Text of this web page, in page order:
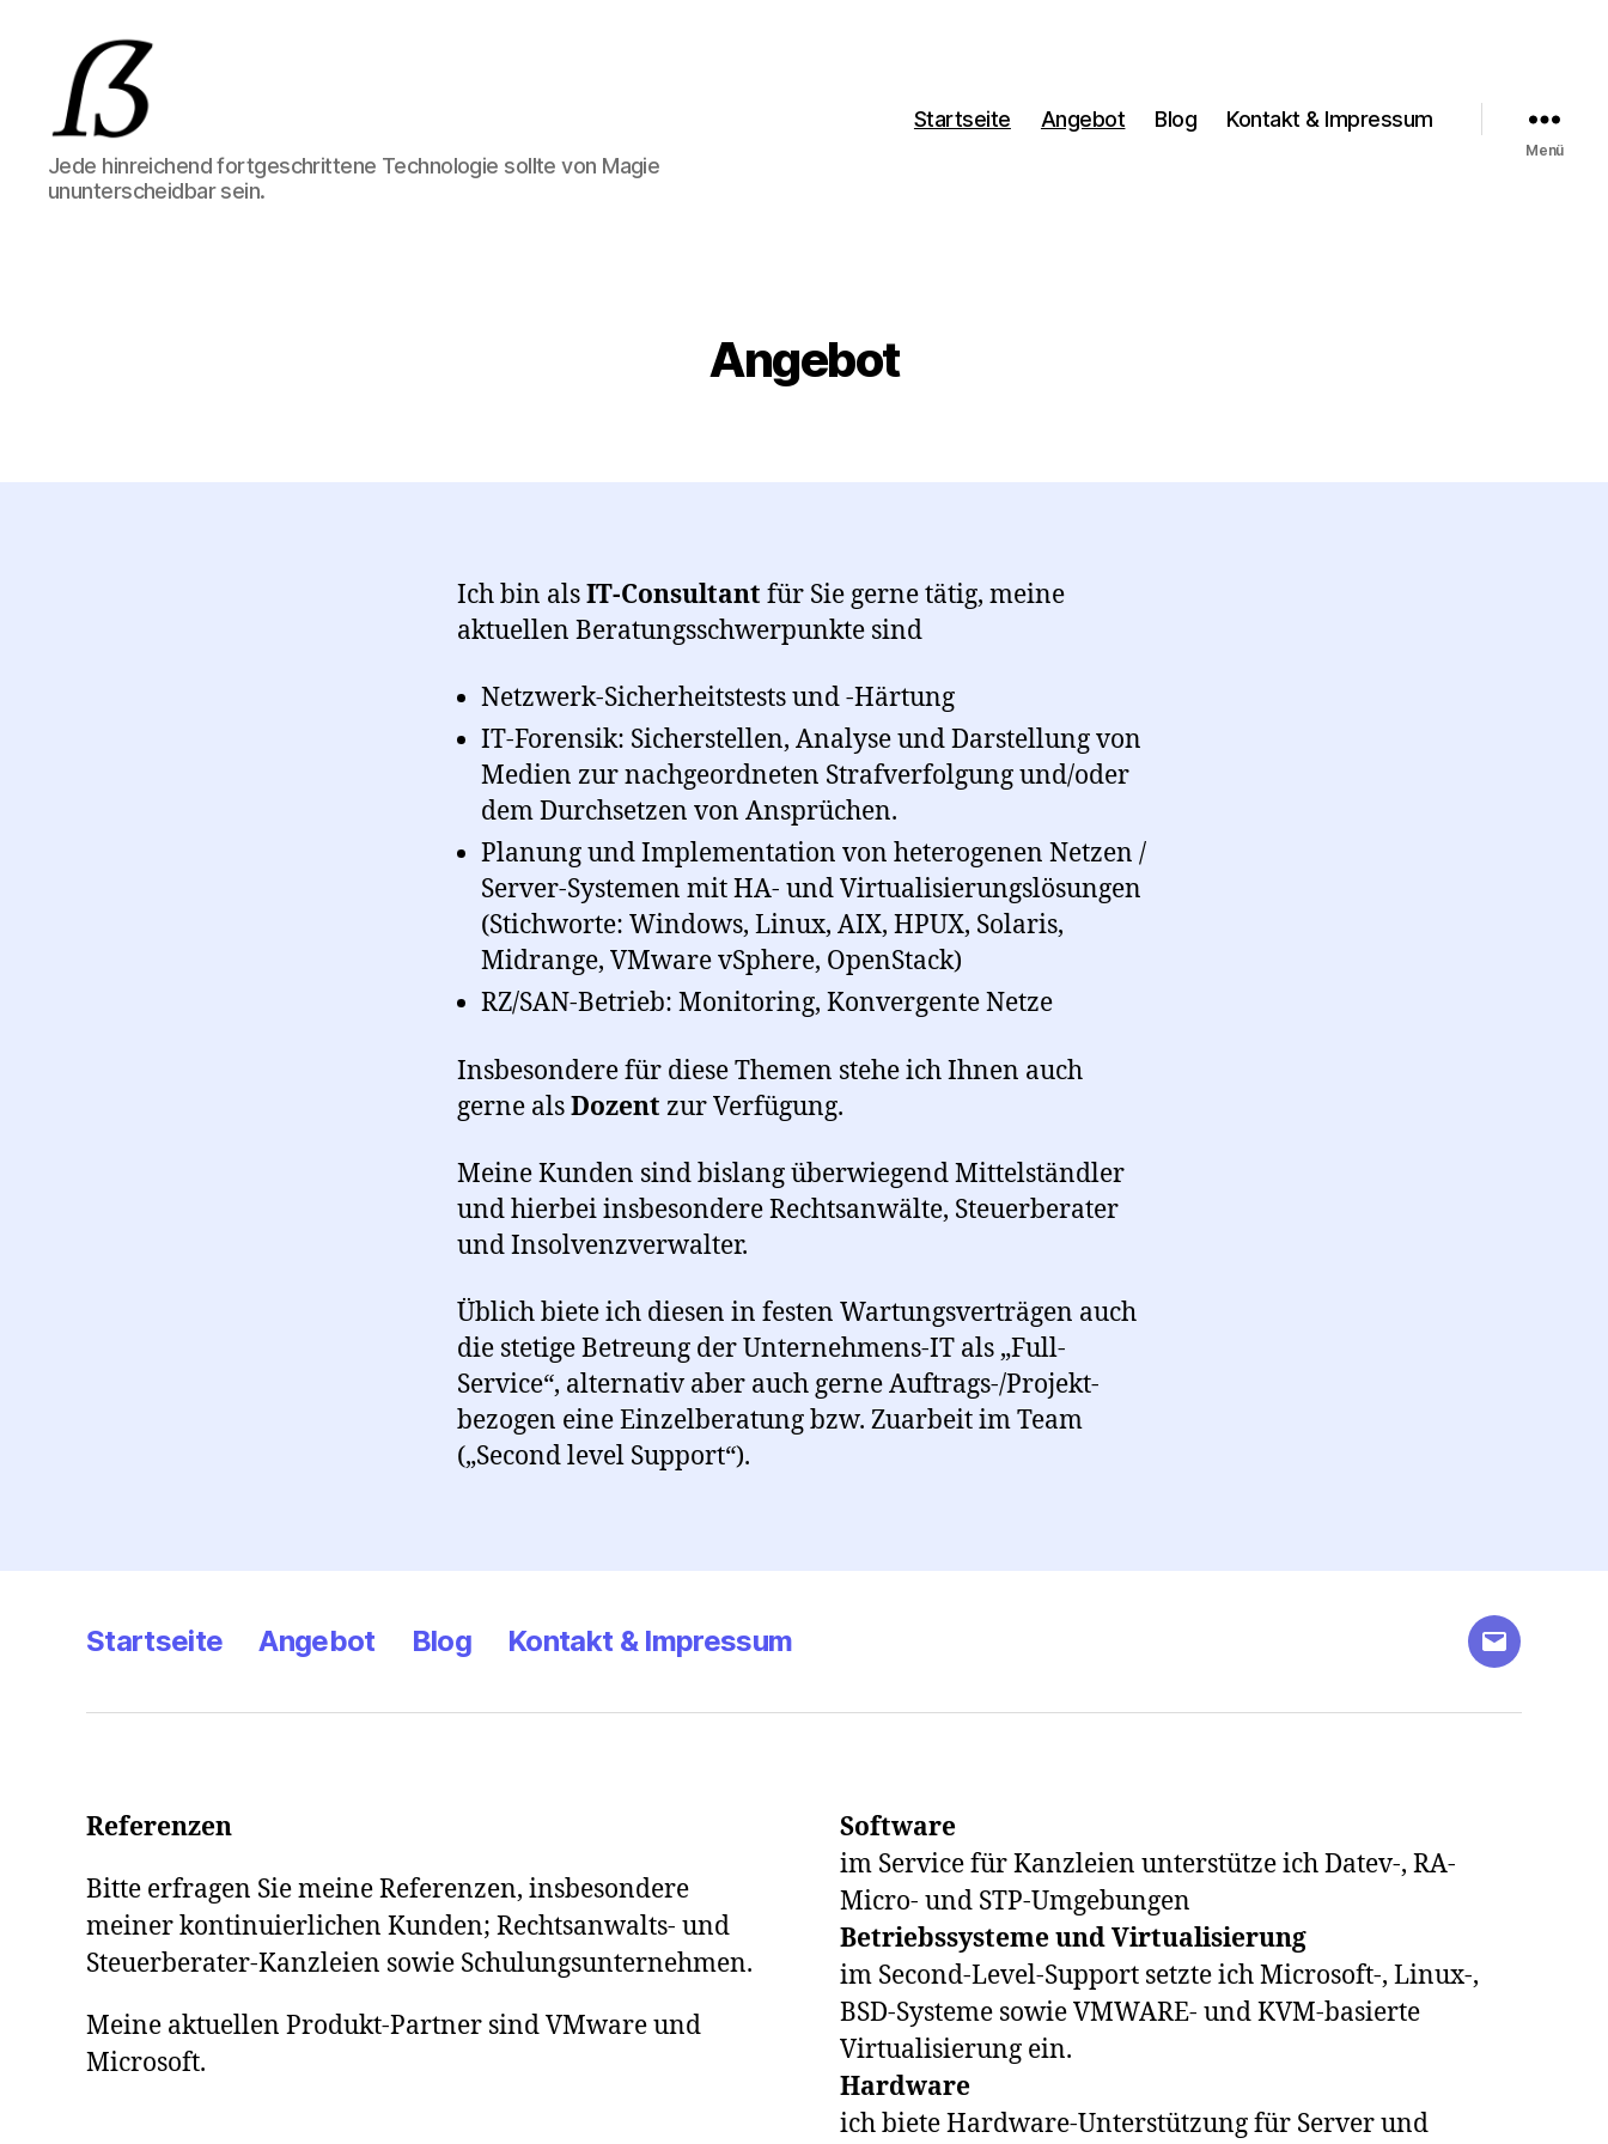
Mark
Bröcker
IT-
Jede hinreichend fortgeschrittene Technologie sollte von Magie
ununterscheidbar sein.
Startseite Angebot Blog Kontakt & Impressum
Menü
Angebot
Ich bin alsIT-Consultant für Sie gerne tätig, meine
aktuellen Beratungsschwerpunkte sind
Netzwerk-Sicherheitstests und -Härtung
IT-Forensik: Sicherstellen, Analyse und Darstellung von
Medien zur nachgeordneten Strafverfolgung und/oder
dem Durchsetzen von Ansprüchen.
Planung und Implementation von heterogenen Netzen /
Server-Systemen mit HA- und Virtualisierungslösungen
(Stichworte: Windows, Linux, AIX, HPUX, Solaris,
Midrange, VMware vSphere, OpenStack)
RZ/SAN-Betrieb: Monitoring, Konvergente Netze
Insbesondere für diese Themen stehe ich Ihnen auch
gerne alsDozent zur Verfügung.
Meine Kunden sind bislang überwiegend Mittelständler
und hierbei insbesondere Rechtsanwälte, Steuerberater
und Insolvenzverwalter.
Üblich biete ich diesen in festen Wartungsverträgen auch
die stetige Betreung der Unternehmens-IT als „Full-
Service“, alternativ aber auch gerne Auftrags-/Projekt-
bezogen eine Einzelberatung bzw. Zuarbeit im Team
(„Second level Support“).
Startseite Angebot Blog Kontakt & Impressum
E-
Referenzen
Bitte erfragen Sie meine Referenzen, insbesondere
meiner kontinuierlichen Kunden; Rechtsanwalts- und
Steuerberater-Kanzleien sowie Schulungsunternehmen.
Meine aktuellen Produkt-Partner sind VMware und
Microsoft.
Software
im Service für Kanzleien unterstütze ich Datev-, RA-
Micro- und STP-Umgebungen
Betriebssysteme und Virtualisierung
im Second-Level-Support setzte ich Microsoft-, Linux-,
BSD-Systeme sowie VMWARE- und KVM-basierte
Virtualisierung ein.
Hardware
ich biete Hardware-Unterstützung für Server und